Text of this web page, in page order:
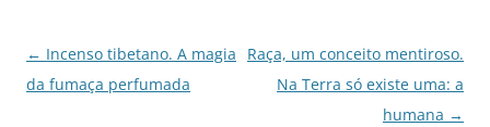
k
Navegação
de
← Incenso tibetano. A magia
da fumaça perfumada
Raça, um conceito mentiroso.
Na Terra só existe uma: a
humana →